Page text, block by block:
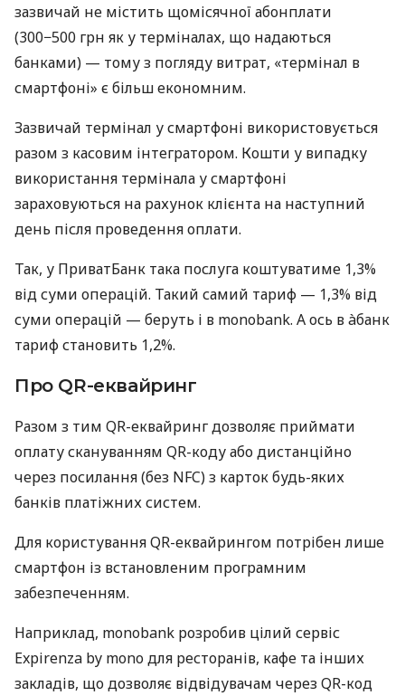
зазвичай не містить щомісячної абонплати
(300−500 грн як у терміналах, що надаються
банками) — тому з погляду витрат, «термінал в
смартфоні» є більш економним.
Зазвичай термінал у смартфоні використовується
разом з касовим інтегратором. Кошти у випадку
використання термінала у смартфоні
зараховуються на рахунок клієнта на наступний
день після проведення оплати.
Так, у ПриватБанк така послуга коштуватиме 1,3%
від суми операцій. Такий самий тариф — 1,3% від
суми операцій — беруть і в monobank. А ось в àбанк
тариф становить 1,2%.
Про QR-еквайринг
Разом з тим QR-еквайринг дозволяє приймати
оплату скануванням QR-коду або дистанційно
через посилання (без NFC) з карток будь-яких
банків платіжних систем.
Для користування QR-еквайрингом потрібен лише
смартфон із встановленим програмним
забезпеченням.
Наприклад, monobank розробив цілий сервіс
Expirenza by mono для ресторанів, кафе та інших
закладів, що дозволяє відвідувачам через QR-код